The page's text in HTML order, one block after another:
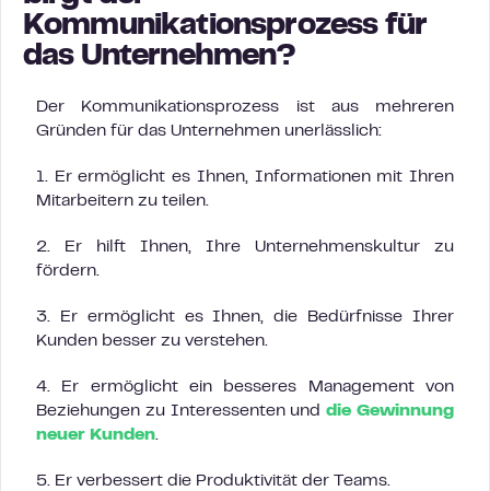
Kommunikationsprozess für
das Unternehmen?
Der Kommunikationsprozess ist aus mehreren
Gründen für das Unternehmen unerlässlich:
1. Er ermöglicht es Ihnen, Informationen mit Ihren
Mitarbeitern zu teilen.
2. Er hilft Ihnen, Ihre Unternehmenskultur zu
fördern.
3. Er ermöglicht es Ihnen, die Bedürfnisse Ihrer
Kunden besser zu verstehen.
4. Er ermöglicht ein besseres Management von
Beziehungen zu Interessenten unddie Gewinnung
neuer Kunden.
5. Er verbessert die Produktivität der Teams.